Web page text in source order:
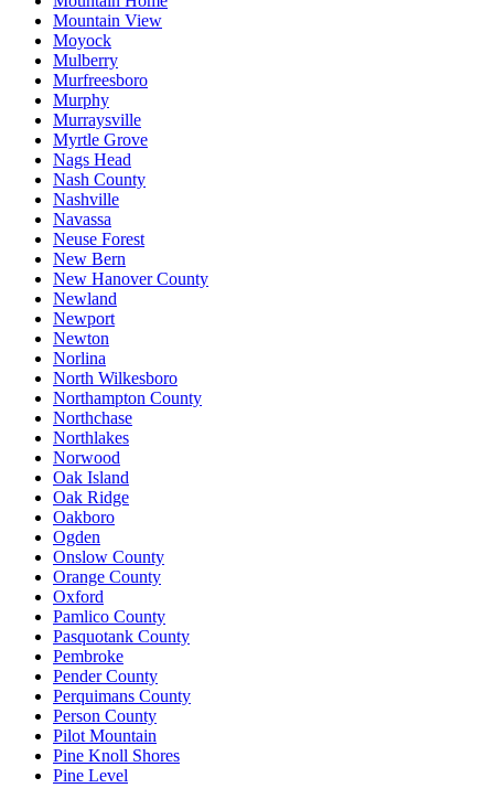
Mountain View
Moyock
Mulberry
Murfreesboro
Murphy
Murraysville
Myrtle Grove
Nags Head
Nash County
Nashville
Navassa
Neuse Forest
New Bern
New Hanover County
Newland
Newport
Newton
Norlina
North Wilkesboro
Northampton County
Northchase
Northlakes
Norwood
Oak Island
Oak Ridge
Oakboro
Ogden
Onslow County
Orange County
Oxford
Pamlico County
Pasquotank County
Pembroke
Pender County
Perquimans County
Person County
Pilot Mountain
Pine Knoll Shores
Pine Level